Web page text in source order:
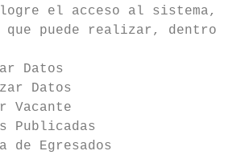
logre el acceso al sistema, se
que puede realizar, dentro
Datos
Datos
Vacante
Publicadas
de Egresados